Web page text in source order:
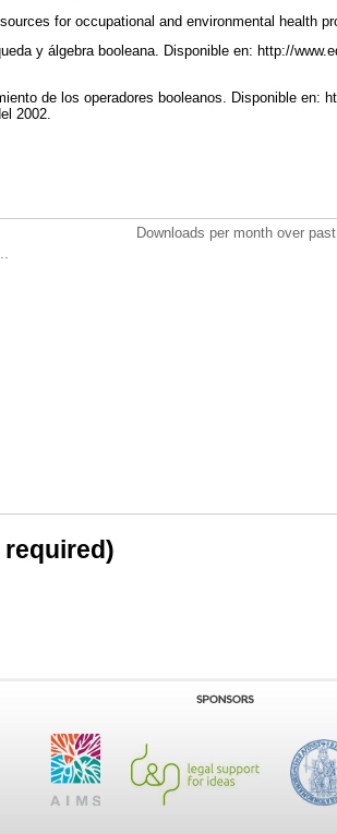
for occupational and environmental health
y álgebra booleana. Disponible en: http://
de los operadores booleanos. Disponible en:
2002.
Downloads per month over